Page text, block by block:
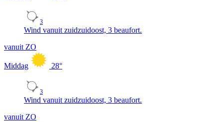
3
Wind vanuit zuidzuidoost, 3 beaufort.
vanuit ZO
Middag 28°
3
Wind vanuit zuidzuidoost, 3 beaufort.
vanuit ZO